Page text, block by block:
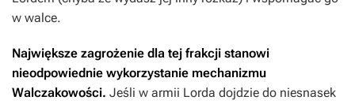
w walce.
Największe zagrożenie dla tej frakcji stanowi
nieodpowiednie wykorzystanie mechanizmu
Walczakowości. Jeśli w armii Lorda dojdzie do niesnasek